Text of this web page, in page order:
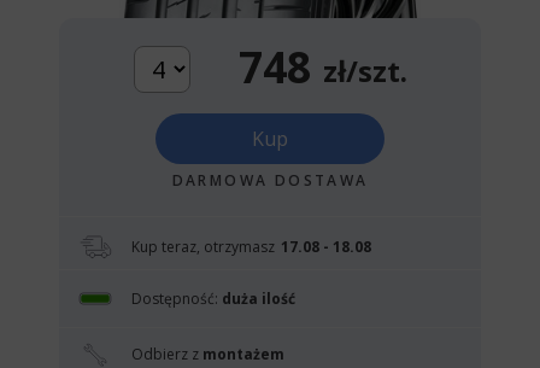
748 zł/szt.
Kup
DARMOWA DOSTAWA
Kup teraz, otrzymasz 17.08 - 18.08
Dostępność: duża ilość
Odbierz z montażem